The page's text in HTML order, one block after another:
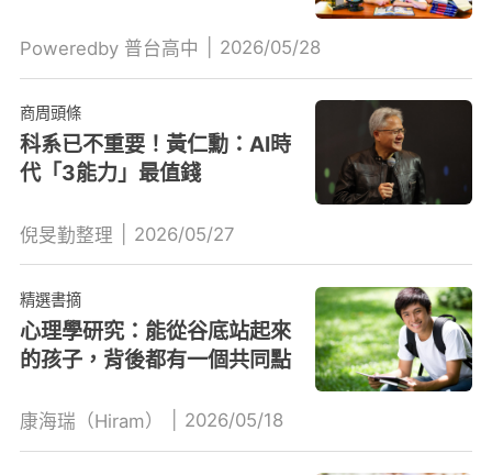
Poweredby 普台高中 2026/05/28
商周頭條
科系已不重要！黃仁勳：AI時
代「3能力」最值錢
倪旻勤整理 2026/05/27
精選書摘
心理學研究：能從谷底站起來
的孩子，背後都有一個共同點
康海瑞（Hiram） 2026/05/18